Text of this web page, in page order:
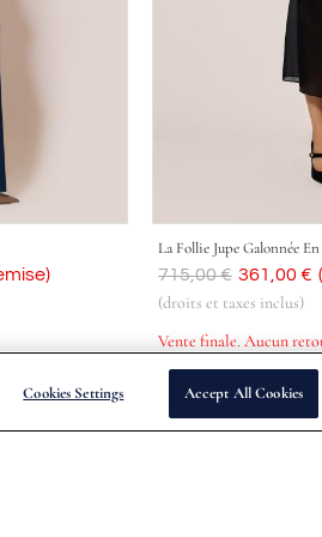
La Follie Jupe Galonnée
Était
715,00 € 361,00 €
(droits et taxes inclus)
Vente finale. Aucun
Cookies Settings Accept All Cookies